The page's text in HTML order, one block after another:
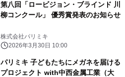
第八回「ロービジョン・ブラインド 川
柳コンクール」 優秀賞発表のお知らせ
株式会社パリミキ
2026年3月30日 10:00
パリミキ 子どもたちにメガネを届ける
プロジェクト with中西金属工業（大